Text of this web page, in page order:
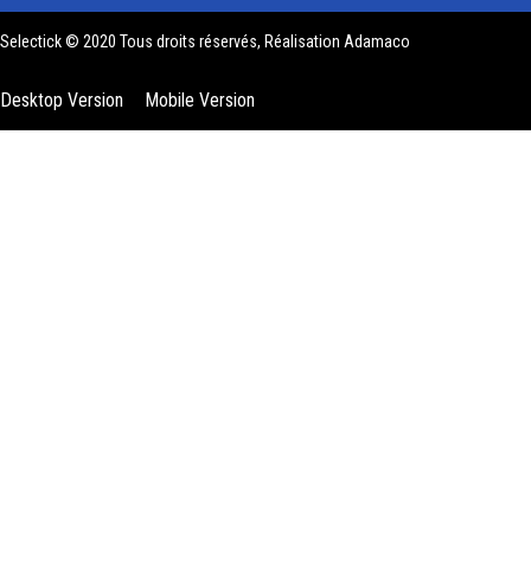
Selectick © 2020 Tous droits réservés, Réalisation Adamaco
Desktop Version Mobile Version